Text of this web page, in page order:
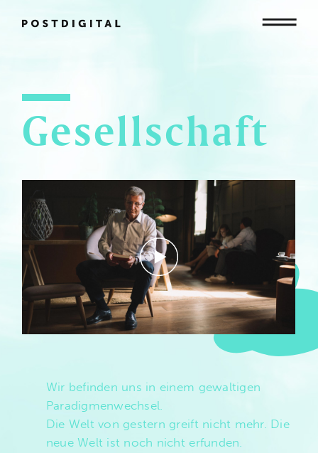
Mensch
Organisation
Gesellschaft
Gesellschaft
Wir befinden uns in einem gewaltigen
Paradigmenwechsel.
Die Welt von gestern greift nicht mehr. Die
neue Welt ist noch nicht erfunden.